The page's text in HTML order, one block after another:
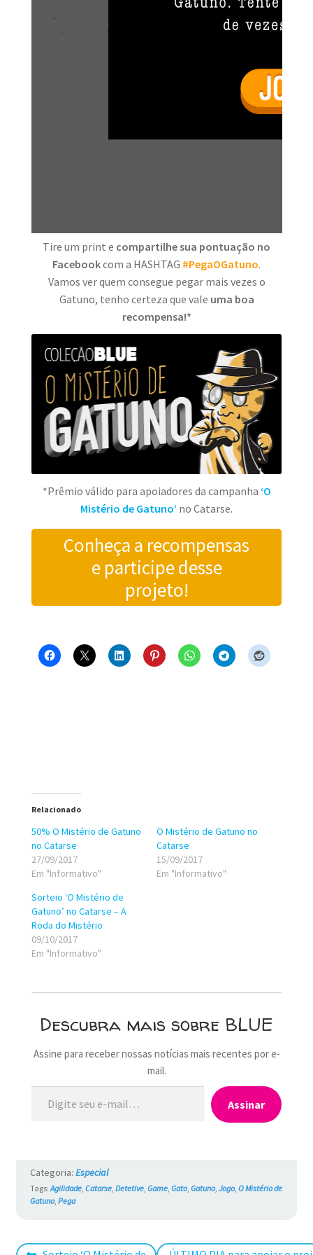
Tire um print e compartilhe sua pontuação no
Facebookcom a HASHTAG #PegaOGatuno.
Vamos ver quem consegue pegar mais vezes o
Gatuno, tenho certeza que vale uma boa
recompensa!*
*Prêmio válido para apoiadores da campanha ‘O
Mistério de Gatuno’ no Catarse.
Conheça a recompensas
e participe desse
projeto!
Relacionado
50% O Mistério de Gatuno
no Catarse
27/09/2017
Em "Informativo"
O Mistério de Gatuno no
Catarse
15/09/2017
Em "Informativo"
Sorteio ‘O Mistério de
Gatuno’ no Catarse – A
Roda do Mistério
09/10/2017
Em "Informativo"
Descubra mais sobre BLUE
Assine para receber nossas notícias mais recentes por e-
mail.
Digite seu e-mail…
Assinar
Categoria: Especial
Tags:Agilidade, Catarse, Detetive, Game, Gato, Gatuno, Jogo, O Mistério de
Gatuno, Pega